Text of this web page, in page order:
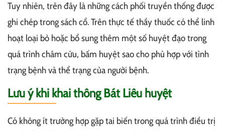
Tuy nhiên, trên đây là những cách phối truyền thống được
ghi chép trong sách cổ. Trên thực tế thầy thuốc có thể linh
hoạt loại bỏ hoặc bổ sung thêm một số huyệt đạo trong
quá trình châm cứu, bấm huyệt sao cho phù hợp với tình
trạng bệnh và thể trạng của người bệnh.
Lưu ý khi khai thông Bát Liêu huyệt
Có không ít trường hợp gặp tai biến trong quá trình điều trị